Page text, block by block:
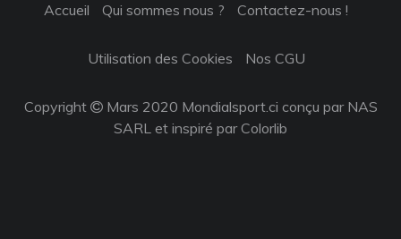
Accueil Qui sommes nous ? Contactez-nous !
Utilisation des Cookies Nos CGU
Copyright
Mars 2020 Mondialsport.ci conçu par NAS
SARL et inspiré parColorlib